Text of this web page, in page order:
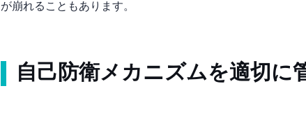
が崩れることもあります。
自己防衛メカニズムを適切に